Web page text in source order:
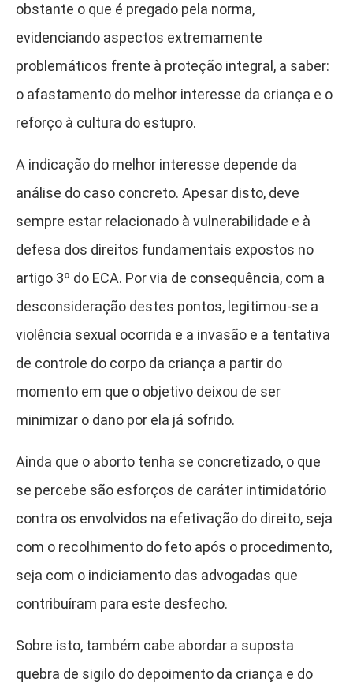
obstante o que é pregado pela norma,
evidenciando aspectos extremamente
problemáticos frente à proteção integral, a saber:
o afastamento do melhor interesse da criança e o
reforço à cultura do estupro.
A indicação do melhor interesse depende da
análise do caso concreto. Apesar disto, deve
sempre estar relacionado à vulnerabilidade e à
defesa dos direitos fundamentais expostos no
artigo 3º do ECA. Por via de consequência, com a
desconsideração destes pontos, legitimou-se a
violência sexual ocorrida e a invasão e a tentativa
de controle do corpo da criança a partir do
momento em que o objetivo deixou de ser
minimizar o dano por ela já sofrido.
Ainda que o aborto tenha se concretizado, o que
se percebe são esforços de caráter intimidatório
contra os envolvidos na efetivação do direito, seja
com o recolhimento do feto após o procedimento,
seja com o indiciamento das advogadas que
contribuíram para este desfecho.
Sobre isto, também cabe abordar a suposta
quebra de sigilo do depoimento da criança e do